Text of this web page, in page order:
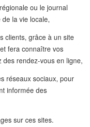
ou le journal
la vie locale,
clients, grâce à un site
fera connaître vos
rendez-vous en ligne,
réseaux sociaux, pour
informée des
sur ces sites.